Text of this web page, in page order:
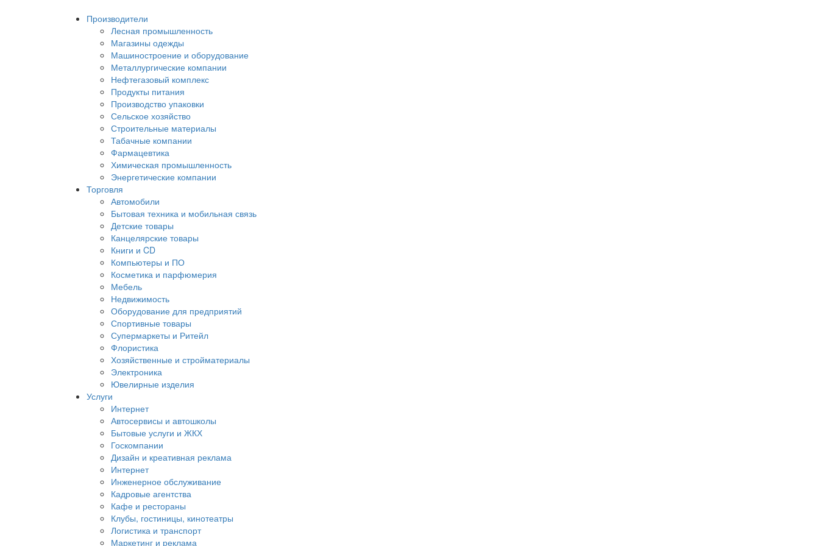
Производители
Лесная промышленность
Магазины одежды
Машиностроение и оборудование
Металлургические компании
Нефтегазовый комплекс
Продукты питания
Производство упаковки
Сельское хозяйство
Строительные материалы
Табачные компании
Фармацевтика
Химическая промышленность
Энергетические компании
Торговля
Автомобили
Бытовая техника и мобильная связь
Детские товары
Канцелярские товары
Книги и CD
Компьютеры и ПО
Косметика и парфюмерия
Мебель
Недвижимость
Оборудование для предприятий
Спортивные товары
Супермаркеты и Ритейл
Флористика
Хозяйственные и стройматериалы
Электроника
Ювелирные изделия
Услуги
Интернет
Автосервисы и автошколы
Бытовые услуги и ЖКХ
Госкомпании
Дизайн и креативная реклама
Интернет
Инженерное обслуживание
Кадровые агентства
Кафе и рестораны
Клубы, гостиницы, кинотеатры
Логистика и транспорт
Маркетинг и реклама